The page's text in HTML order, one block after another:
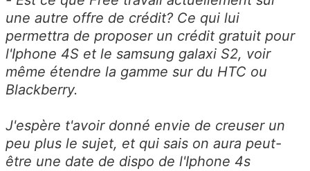
une autre offre de crédit? Ce qui lui
permettra de proposer un crédit gratuit pour
l'Iphone 4S et le samsung galaxi S2, voir
même étendre la gamme sur du HTC ou
Blackberry.
J'espère t'avoir donné envie de creuser un
peu plus le sujet, et qui sais on aura peut-
être une date de dispo de l'Iphone 4s